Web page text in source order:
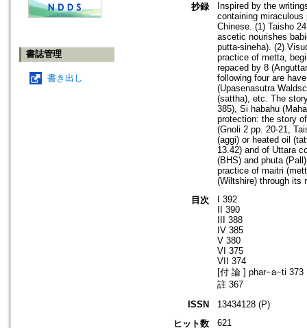
書誌管理
書き出し
抄録
Inspired by the
containing
Chinese. (1) Taisho
ascetic nourishes
putta-sineha). (2)
practice of metta,
repaced by 8
following four are
(Upasenasutra
(sattha), etc. The
385), Si habahu
protection: the story
(Gnoli 2 pp. 20-21,
(aggi) or heated oil
13.42) and of Uttara
(BHS) and phuta
practice of maitri
(Wiltshire) through its
目次
I 392
II 390
III 388
IV 385
V 380
VI 375
VII 374
[付 論 ] phar−a−ti 373
註 367
ISSN
13434128 (P)
ヒット数
621